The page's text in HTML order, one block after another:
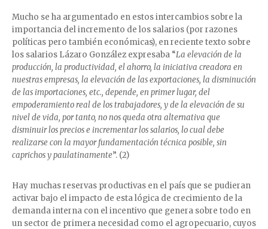
Mucho se ha argumentado en estos intercambios sobre la
importancia del incremento de los salarios (por razones
políticas pero también económicas), en reciente texto sobre
los salarios Lázaro González expresaba “La elevación de la
producción, la productividad, el ahorro, la iniciativa creadora en
nuestras empresas, la elevación de las exportaciones, la disminución
de las importaciones, etc., depende, en primer lugar, del
empoderamiento real de los trabajadores, y de la elevación de su
nivel de vida, por tanto, no nos queda otra alternativa que
disminuir los precios e incrementar los salarios, lo cual debe
realizarse con la mayor fundamentación técnica posible, sin
caprichos y paulatinamente”. (2)
Hay muchas reservas productivas en el país que se pudieran
activar bajo el impacto de esta lógica de crecimiento de la
demanda interna con el incentivo que genera sobre todo en
un sector de primera necesidad como el agropecuario, cuyos